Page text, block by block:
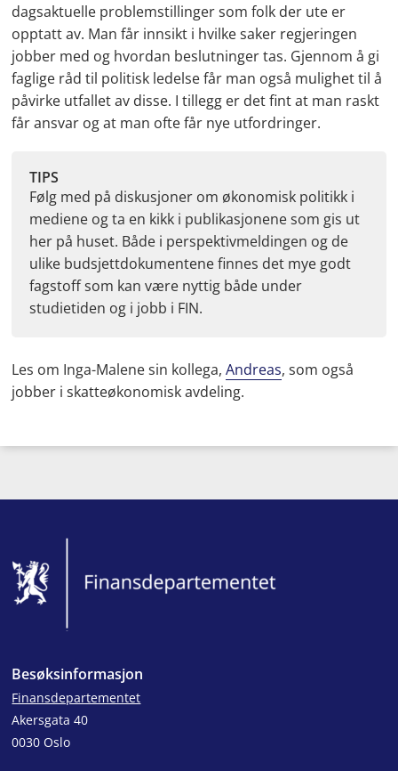
dagsaktuelle problemstillinger som folk der ute er
opptatt av. Man får innsikt i hvilke saker regjeringen
jobber med og hvordan beslutninger tas. Gjennom å gi
faglige råd til politisk ledelse får man også mulighet til å
påvirke utfallet av disse. I tillegg er det fint at man raskt
får ansvar og at man ofte får nye utfordringer.
TIPS
Følg med på diskusjoner om økonomisk politikk i
mediene og ta en kikk i publikasjonene som gis ut
her på huset. Både i perspektivmeldingen og de
ulike budsjettdokumentene finnes det mye godt
fagstoff som kan være nyttig både under
studietiden og i jobb i FIN.
Les om Inga-Malene sin kollega,Andreas, som også
jobber i skatteøkonomisk avdeling.
Bunntekst
Besøksinformasjon
Finansdepartementet
Akersgata 40
0030 Oslo